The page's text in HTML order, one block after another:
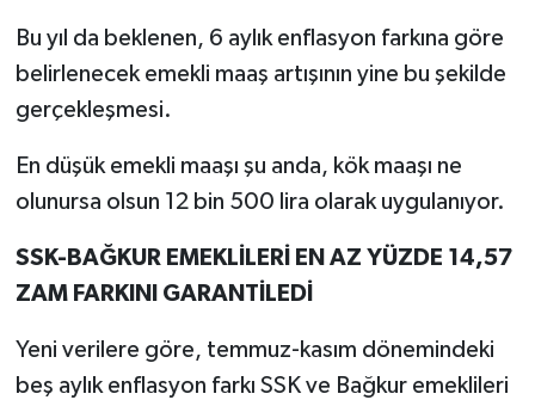
Bu yıl da beklenen, 6 aylık enflasyon farkına göre
belirlenecek emekli maaş artışının yine bu şekilde
gerçekleşmesi.
En düşük emekli maaşı şu anda, kök maaşı ne
olunursa olsun 12 bin 500 lira olarak uygulanıyor.
SSK-BAĞKUR EMEKLİLERİ EN AZ YÜZDE 14,57
ZAM FARKINI GARANTİLEDİ
Yeni verilere göre, temmuz-kasım dönemindeki
beş aylık enflasyon farkı SSK ve Bağkur emeklileri